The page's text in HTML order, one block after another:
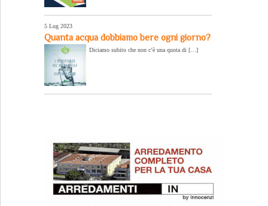
5 Lug 2023
Quanta acqua dobbiamo bere ogni giorno?
Diciamo subito che non c’è una quota di […]